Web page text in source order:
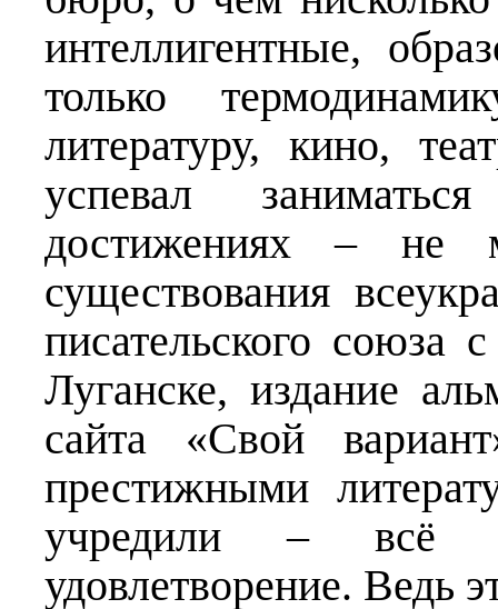
интеллигентные,
только
литературу, кино,
успевал
достижениях –
существования
писательского союза
Луганске, издание
сайта «Свой
престижными
учредили – всё
удовлетворение. Ведь